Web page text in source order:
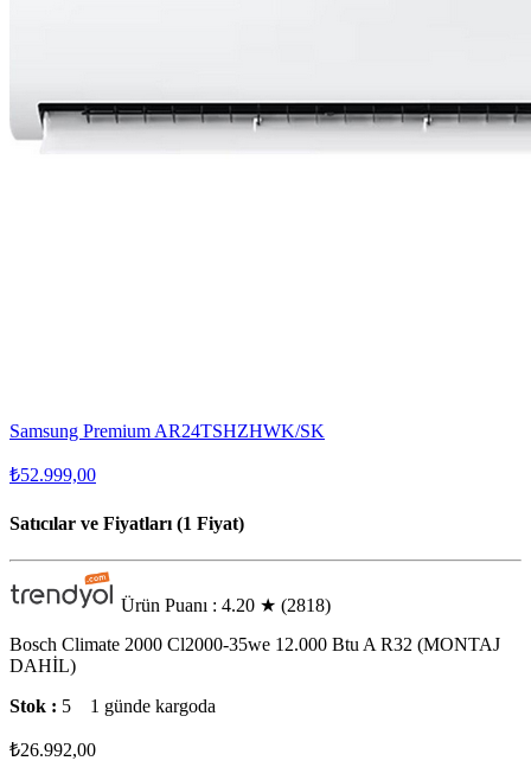
Samsung Premium AR24TSHZHWK/SK
₺52.999,00
Satıcılar ve Fiyatları (1 Fiyat)
Ürün Puanı : 4.20 ★ (2818)
Bosch Climate 2000 Cl2000-35we 12.000 Btu A R32 (MONTAJ
DAHİL)
Stok : 5 1 günde kargoda
₺26.992,00